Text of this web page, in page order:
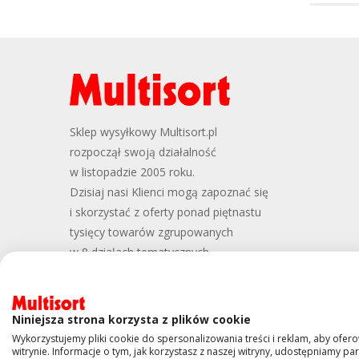
Sklep wysyłkowy Multisort.pl
rozpoczął swoją działalność
w listopadzie 2005 roku.
Dzisiaj nasi Klienci mogą zapoznać się
i skorzystać z oferty ponad piętnastu
tysięcy towarów zgrupowanych
w 8 działach tematycznych
Niniejsza strona korzysta z plików cookie
Wykorzystujemy pliki cookie do spersonalizowania treści i reklam, aby
witrynie. Informacje o tym, jak korzystasz z naszej witryny, udostępniamy